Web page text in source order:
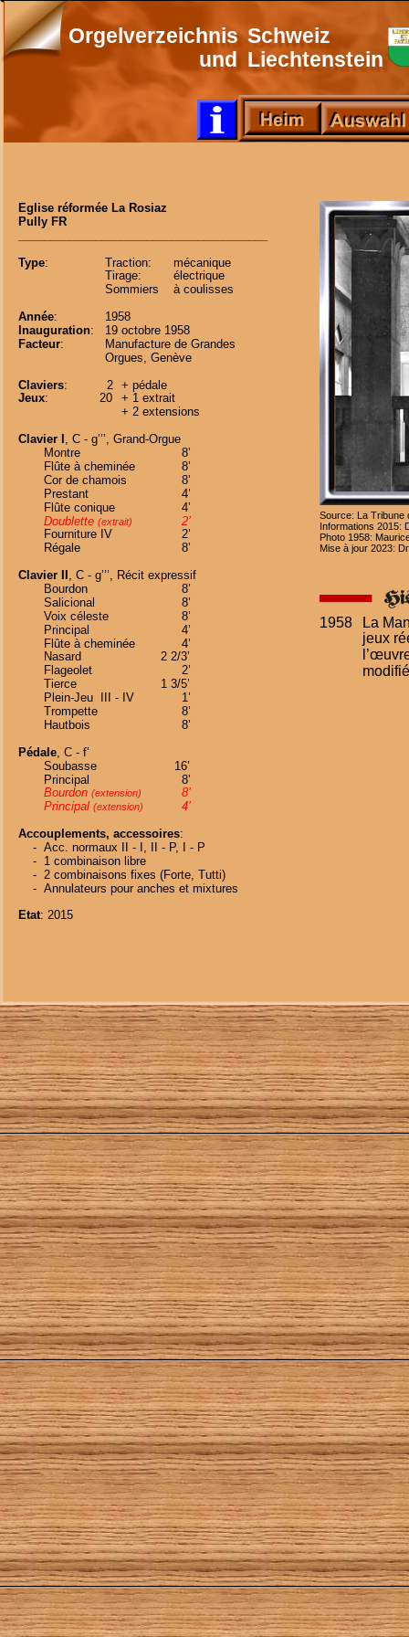
Eglise réformée La Rosiaz
Pully FR
Type: Traction:
mécanique
Tirage:
électrique
Sommiers
à coulisses
Année:
1958
Inauguration:
19 octobre 1958
Facteur:
Manufacture de Grandes
Orgues, Genève
Claviers: 2
+ pédale
Jeux: 20
+ 1 extrait
+ 2 extensions
Clavier I , C - g’’’, Grand-Orgue
Montre
8’
Flûte à cheminée
8’
Cor de chamois
8’
Prestant
4’
Flûte conique
4’
Doublette (extrait)
2’
Fourniture IV
2’
Régale
8’
Clavier II , C - g’’’, Récit expressif
Bourdon
8’
Salicional
8’
Voix céleste
8’
Principal
4’
Flûte à cheminée
4’
Nasard
2 2/3’
Flageolet
2’
Tierce
1 3/5’
Plein-Jeu  III - IV
1’
Trompette
8’
Hautbois
8’
Pédale C - f’
Soubasse
16’
Principal
8’
Bourdon (extension)
8’
Principal (extension)
4’
Accouplements, accessoires:
    -
Acc. normaux II - I, II - P, I - P
    -
1 combinaison libre
    -
2 combinaisons fixes (Forte, Tutti)
    -
Annulateurs pour anches et mixtures
Etat: 2015
1958
La
jeux
Source: La Tribune
Informations 2015:
Photo 1958:
Mise à jour 2023:
Orgelverzeichnis Schweiz
und Liechtenstein